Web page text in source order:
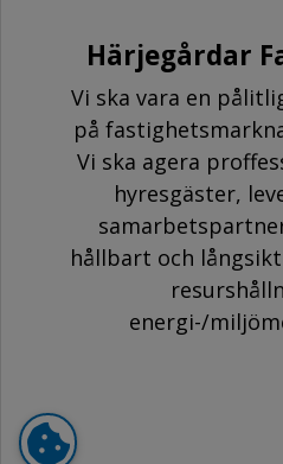
Härjegårdar
Vi ska vara en
på
Vi ska agera
hyresgäster,
hållbart och
energi-/